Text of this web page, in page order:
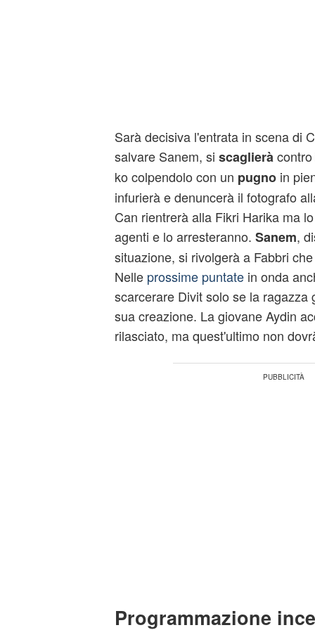
Sarà decisiva l'entrata in scena di
salvare Sanem, si scaglierà
ko colpendolo con un pugnoin
infurierà e denuncerà il fotografo
Can rientrerà alla Fikri Harika ma
agenti e lo arresteranno. Sanem,
situazione, si rivolgerà a Fabbri
Nelle prossime puntatein onda
scarcerare Divit solo se la ragazza
sua creazione. La giovane Aydin
rilasciato, ma quest'ultimo non
Programmazione